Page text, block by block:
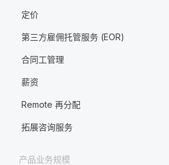
定价
第三方雇佣托管服务 (EOR)
合同工管理
薪资
Remote 再分配
拓展咨询服务
产品业务规模